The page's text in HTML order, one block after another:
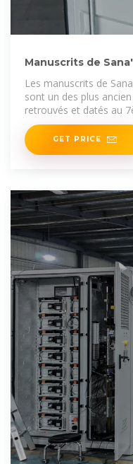
Manuscrits de
Les manuscrits de
sont un des plus
retrouvés et datés au
GET PRICE